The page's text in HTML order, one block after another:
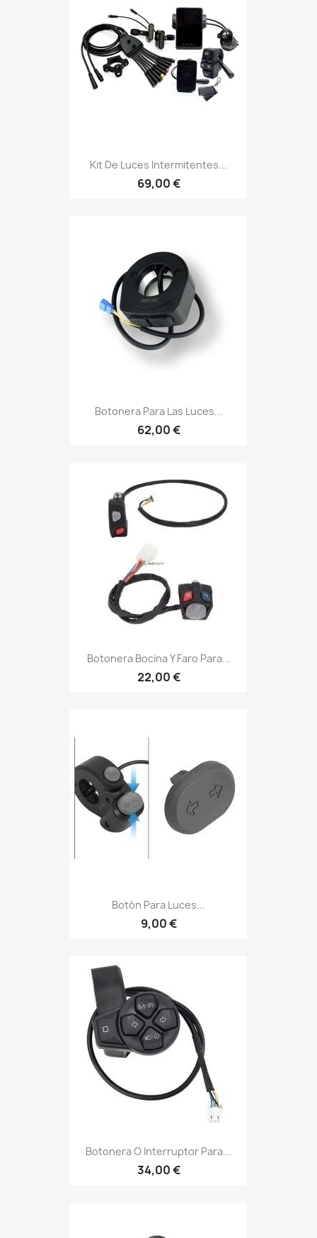
Kit De Luces Intermitentes...
69,00 €
Botonera Para Las Luces...
62,00 €
Botonera Bocina Y Faro Para...
22,00 €
Botón Para Luces...
9,00 €
Botonera O Interruptor Para...
34,00 €